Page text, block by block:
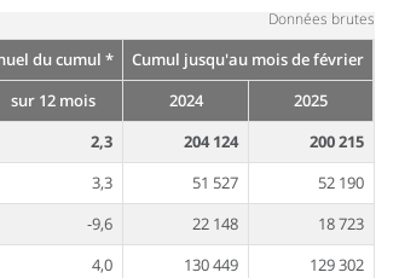
Données brutes
du cumul *
Cumul jusqu'au mois de février
sur 12 mois 2024
2025
2,3 204 124
200 215
3,3 51 527
52 190
-9,6 22 148
18 723
4,0 130 449
129 302